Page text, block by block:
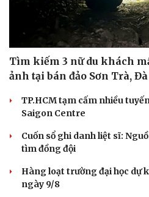
Tìm kiếm 3 nữ du khách
ảnh tại bán đảo Sơn Trà,
TP.HCM tạm cấm nhiều
Saigon Centre
Cuốn sổ ghi danh liệt sĩ:
tìm đồng đội
Hàng loạt trường đại học dự
ngày 9/8